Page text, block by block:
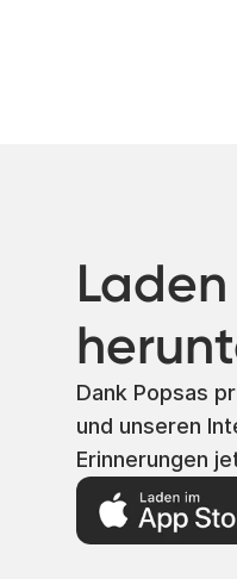
Dank Popsas
und unseren
Erinnerungen